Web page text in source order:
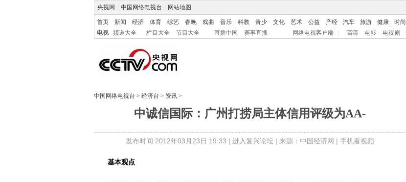
央视网 中国网络电视台 网站地图
首页 新闻 经济 体育 综艺 春晚 戏曲 音乐 科教 青少 文化 艺术 公益 产经 汽车 旅游 健康 时尚
电视
频道大全 栏目大全 节目大全 直播中国 赛事直播 网络电视客户端 高清 电影 电视剧
中国网络电视台 > 经济台 > 资讯 >
中诚信国际：广州打捞局主体信用评级为AA-
发布时间:2012年03月23日 19:33 | 进入复兴论坛| 来源：中国经济网 | 手机看视频
基本观点